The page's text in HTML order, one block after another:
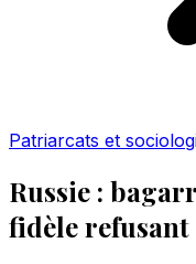
Patriarcats et
Russie :
fidèle